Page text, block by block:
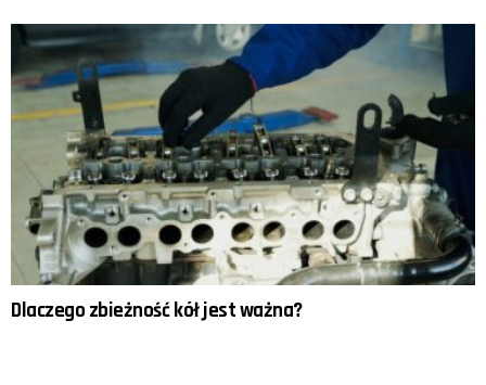
Dlaczego zbieżność kół jest ważna?